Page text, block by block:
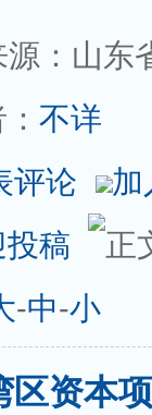
源：山东
不详
评论
加
稿
-中-小
区资本